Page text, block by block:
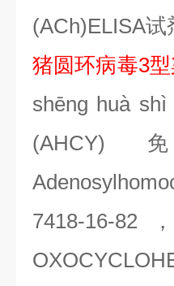
(ACh)ELISA试
猪圆环病毒3
shēng huàshì
(AHCY)
7418-16-82